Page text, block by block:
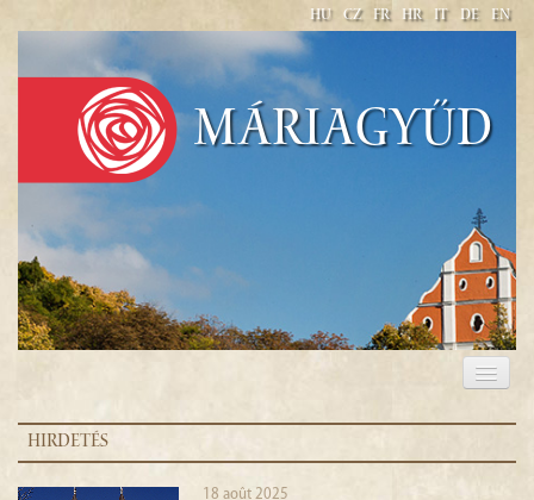
HU CZ FR HR IT DE EN
Máriagyűd
PÈLERINAGE
HIRDETÉS
18 août 2025